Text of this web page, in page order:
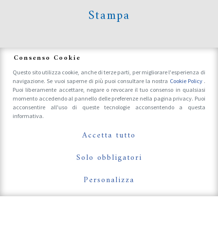
Stampa
Accrediti Stampa e Fotografi
Follow Us On
Consenso Cookie
Questo sito utilizza cookie, anche di terze parti, per migliorare l'esperienza di
navigazione. Se vuoi saperne di più puoi consultare la nostra Cookie Policy .
Puoi liberamente accettare, negare o revocare il tuo consenso in qualsiasi
momento accedendo al pannello delle preferenze nella pagina privacy. Puoi
acconsentire all'uso di queste tecnologie acconsentendo a questa
informativa.
Accetta tutto
Solo obbligatori
Personalizza